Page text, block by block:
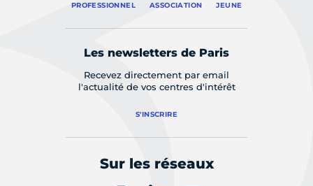
PROFESSIONNEL ASSOCIATION JEUNE
Les newsletters de Paris
Recevez directement par email
l'actualité de vos centres d'intérêt
S'INSCRIRE
Sur les réseaux